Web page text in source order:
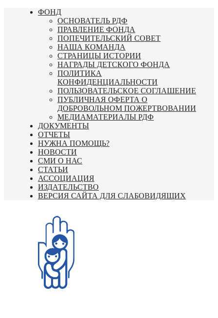
Перейти
ФОНД
ОСНОВАТЕЛЬ РДФ
ПРАВЛЕНИЕ ФОНДА
ПОПЕЧИТЕЛЬСКИЙ СОВЕТ
НАША КОМАНДА
СТРАНИЦЫ ИСТОРИИ
НАГРАДЫ ДЕТСКОГО ФОНДА
ПОЛИТИКА
КОНФИДЕНЦИАЛЬНОСТИ
ПОЛЬЗОВАТЕЛЬСКОЕ СОГЛАШЕНИЕ
ПУБЛИЧНАЯ ОФЕРТА О
ДОБРОВОЛЬНОМ ПОЖЕРТВОВАНИИ
МЕДИАМАТЕРИАЛЫ РДФ
ДОКУМЕНТЫ
ОТЧЕТЫ
НУЖНА ПОМОЩЬ?
НОВОСТИ
СМИ О НАС
СТАТЬИ
АССОЦИАЦИЯ
ИЗДАТЕЛЬСТВО
ВЕРСИЯ САЙТА ДЛЯ СЛАБОВИДЯЩИХ